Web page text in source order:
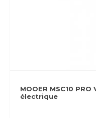
MOOER MSC10
électrique